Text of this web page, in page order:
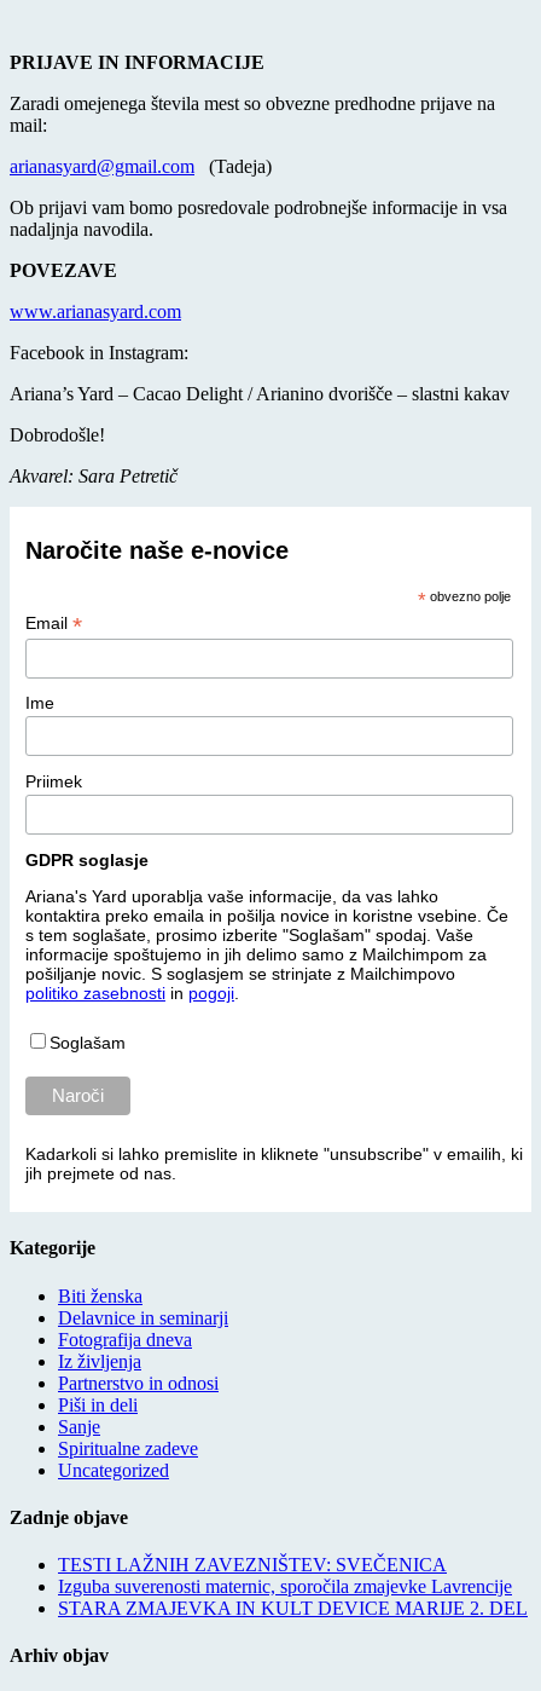
PRIJAVE IN INFORMACIJE
Zaradi omejenega števila mest so obvezne predhodne prijave na
mail:
arianasyard@gmail.com (Tadeja)
Ob prijavi vam bomo posredovale podrobnejše informacije in vsa
nadaljnja navodila.
POVEZAVE
www.arianasyard.com
Facebook in Instagram:
Ariana’s Yard – Cacao Delight / Arianino dvorišče – slastni kakav
Dobrodošle!
Akvarel: Sara Petretič
Naročite naše e-novice
* obvezno polje
Email *
Ime
Priimek
GDPR soglasje
Ariana's Yard uporablja vaše informacije, da vas lahko
kontaktira preko emaila in pošilja novice in koristne vsebine. Če
s tem soglašate, prosimo izberite "Soglašam" spodaj. Vaše
informacije spoštujemo in jih delimo samo z Mailchimpom za
pošiljanje novic. S soglasjem se strinjate z Mailchimpovo
politiko zasebnostiin pogoji.
Soglašam
Kadarkoli si lahko premislite in kliknete "unsubscribe" v emailih, ki
jih prejmete od nas.
Kategorije
Biti ženska
Delavnice in seminarji
Fotografija dneva
Iz življenja
Partnerstvo in odnosi
Piši in deli
Sanje
Spiritualne zadeve
Uncategorized
Zadnje objave
TESTI LAŽNIH ZAVEZNIŠTEV: SVEČENICA
Izguba suverenosti maternic, sporočila zmajevke Lavrencije
STARA ZMAJEVKA IN KULT DEVICE MARIJE 2. DEL
Arhiv objav